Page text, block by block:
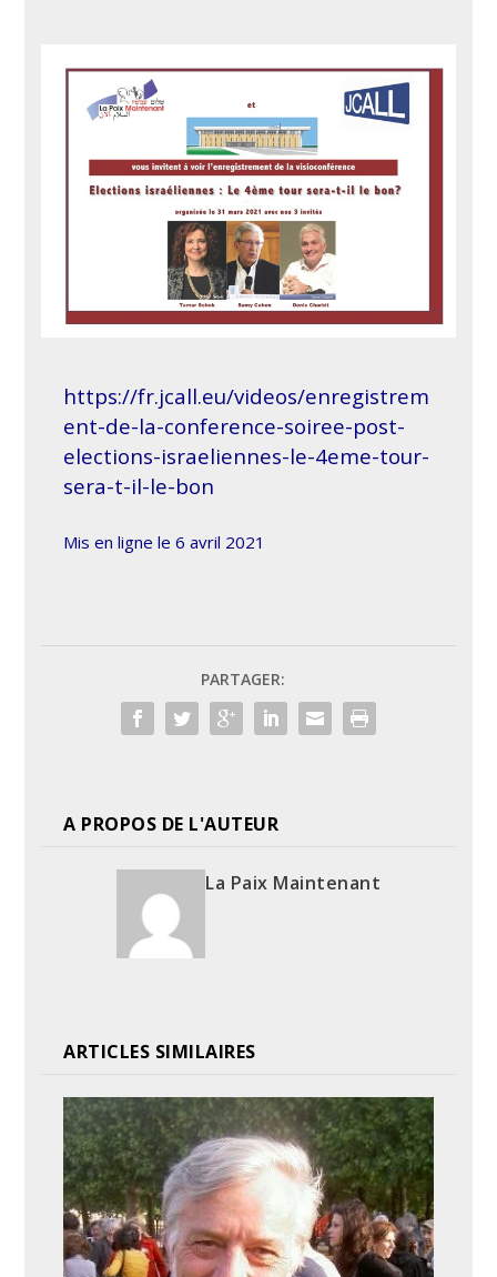
https://fr.jcall.eu/videos/enregistrem
ent-de-la-conference-soiree-post-
elections-israeliennes-le-4eme-tour-
sera-t-il-le-bon
Mis en ligne le 6 avril 2021
PARTAGER:
A PROPOS DE L'AUTEUR
La Paix Maintenant
ARTICLES SIMILAIRES